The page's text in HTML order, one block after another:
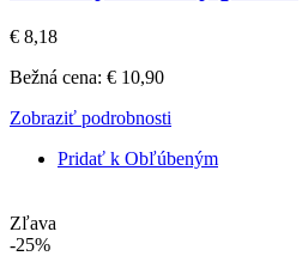
€ 8,18
Bežná cena: € 10,90
Zobraziť podrobnosti
Pridať k Obľúbeným
Zľava
-25%